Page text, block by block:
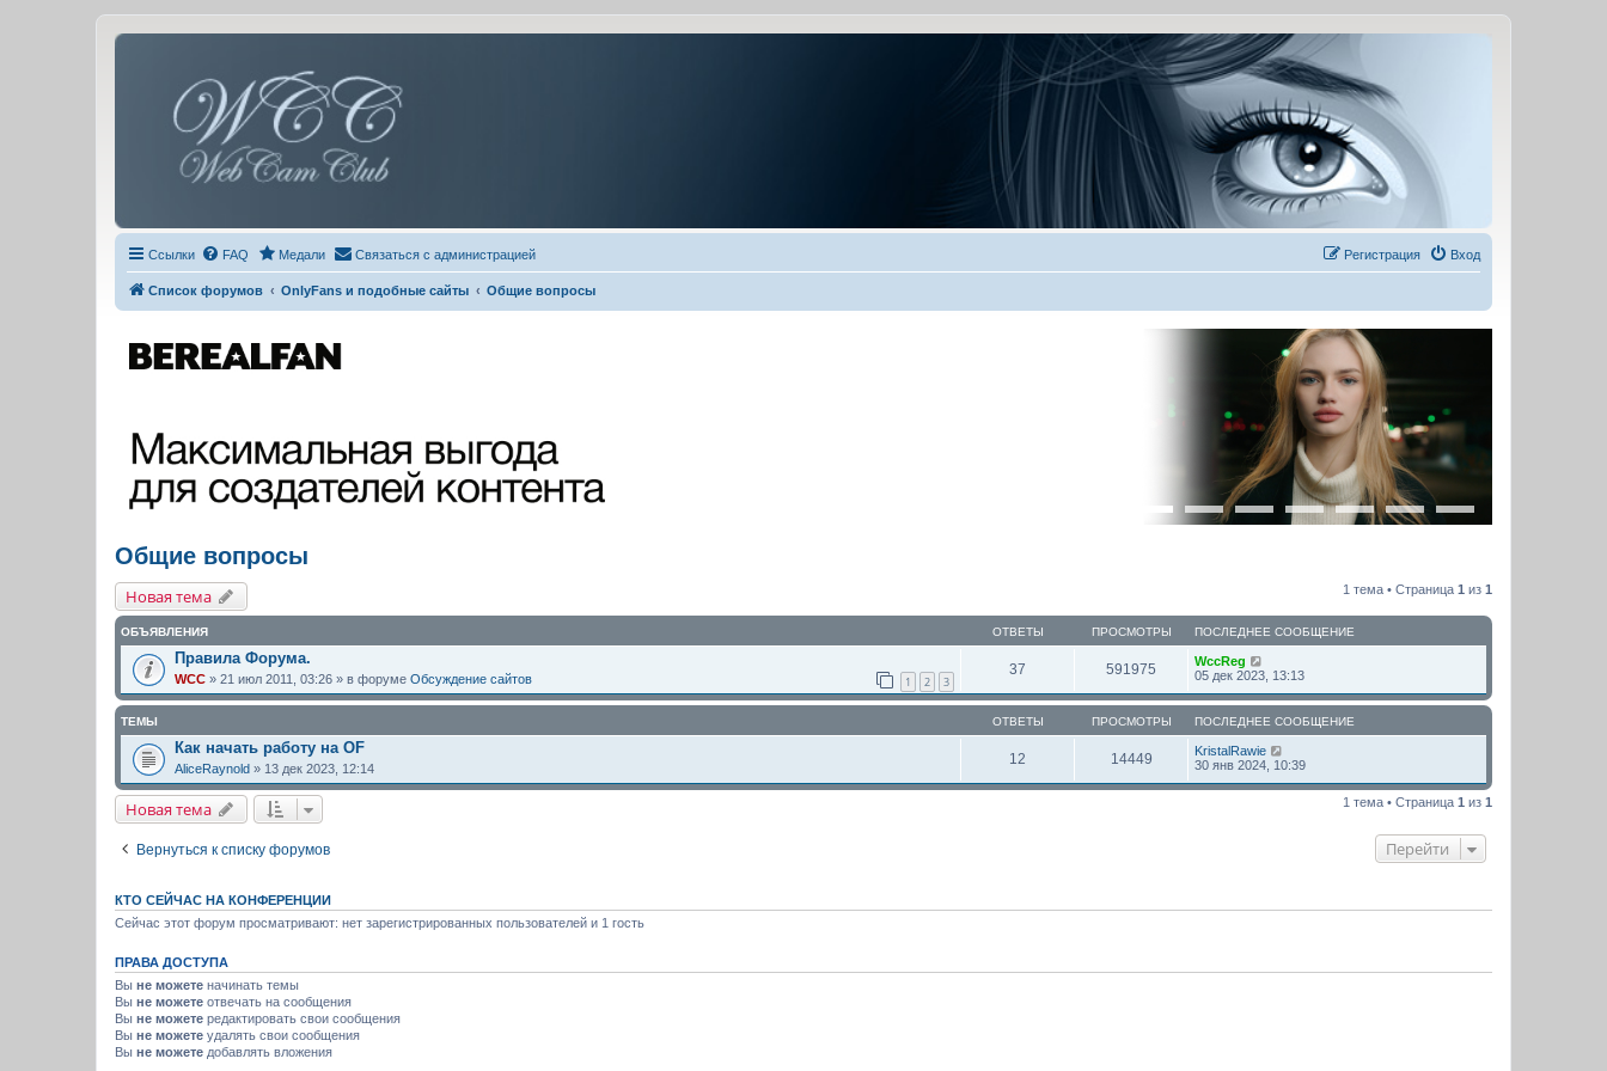
Ссылки FAQ Медали Связаться с администрацией Вход
Регистрация
Список форумов OnlyFans и подобные сайты Общие вопросы
Общие вопросы
Новая тема 1 тема • Страница 1 из 1
ОБЪЯВЛЕНИЯ ОТВЕТЫ ПРОСМОТРЫ ПОСЛЕДНЕЕ СООБЩЕНИЕ
Правила Форума.
WCC » 21 июл 2011, 03:26 » в форуме Обсуждение сайтов 1 2 3
37 591975
WccReg
05 дек 2023, 13:13
ТЕМЫ ОТВЕТЫ ПРОСМОТРЫ ПОСЛЕДНЕЕ СООБЩЕНИЕ
Как начать работу на OF
AliceRaynold » 13 дек 2023, 12:14
12 14449
KristalRawie
30 янв 2024, 10:39
Новая тема 1 тема • Страница 1 из 1
Вернуться к списку форумов Перейти
КТО СЕЙЧАС НА КОНФЕРЕНЦИИ
Сейчас этот форум просматривают: нет зарегистрированных пользователей и 1 гость
ПРАВА ДОСТУПА
Вы не можете начинать темы
Вы не можете отвечать на сообщения
Вы не можете редактировать свои сообщения
Вы не можете удалять свои сообщения
Вы не можете добавлять вложения